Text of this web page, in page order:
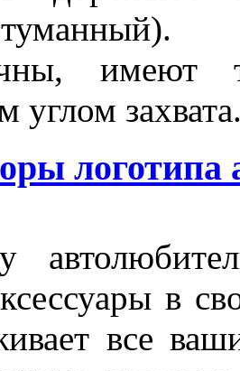
имеют
углом
логотипа
в
все